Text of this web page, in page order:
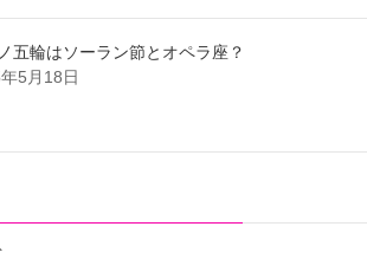
五輪はソーラン節とオペラ座？
5月18日